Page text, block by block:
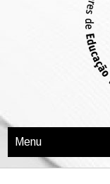
APEVT
Associação Nacional de
Menu